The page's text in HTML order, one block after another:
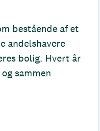
bestående af et
andelshavere
bolig. Hvert år
sammen